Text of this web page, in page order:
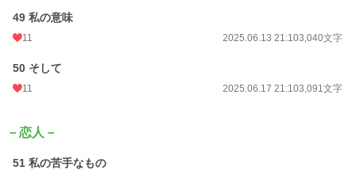
49 私の意味
11 2025.06.13 21:103,040文字
50 そして
11 2025.06.17 21:103,091文字
－恋人－
51 私の苦手なもの